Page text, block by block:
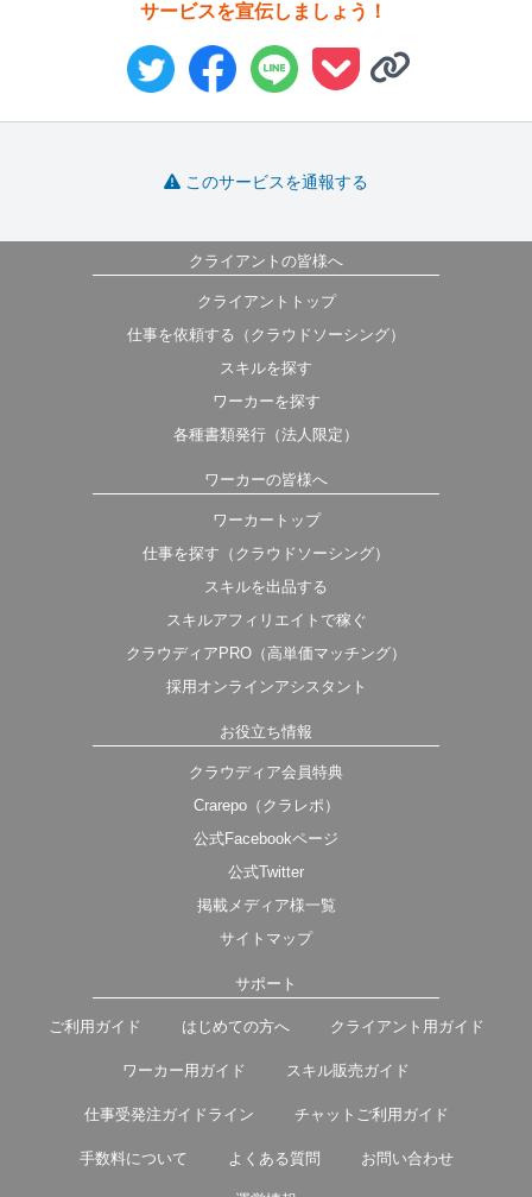
サービスを宣伝しましょう！
このサービスを通報する
クライアントの皆様へ
クライアントトップ
仕事を依頼する（クラウドソーシング）
スキルを探す
ワーカーを探す
各種書類発行（法人限定）
ワーカーの皆様へ
ワーカートップ
仕事を探す（クラウドソーシング）
スキルを出品する
スキルアフィリエイトで稼ぐ
クラウディアPRO（高単価マッチング）
採用オンラインアシスタント
お役立ち情報
クラウディア会員特典
Crarepo（クラレポ）
公式Facebookページ
公式Twitter
掲載メディア様一覧
サイトマップ
サポート
ご利用ガイド はじめての方へ クライアント用ガイド
ワーカー用ガイド スキル販売ガイド
仕事受発注ガイドライン チャットご利用ガイド
手数料について よくある質問 お問い合わせ